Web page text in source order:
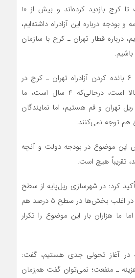
10 بار از آزادراه همت تا کرج بازدید کرده‌اند و بیش از 10
بودجه درباره این آزادراه داشته‌ایم،
درباره قطار تهران ـ کرج با سازمان
وی افزود: تقاضا برای 6 بانده کردن آزادراه تهران ـ کرج در
سطح همه مدیران بالا است، درحالی‌که 4 سال است، ما
تهران و قم هستیم، اما نمایندگان
توجه نمی‌کنند.
این موضوع در بودجه دولت و آنچه
تقریباً هیچ است.
کرد: در شهرسازی ریل‌پایه از سطح
مدیرکل تا سطح وزیر، در اغلب بخش‌ها در سطح 5 درصد هم
ما هزاران بار این موضوع را تکرار
در آغاز تحولی جدی هستیم، گفت:
ـ منفعت؛ نمی‌توان گفت هم‌زمان